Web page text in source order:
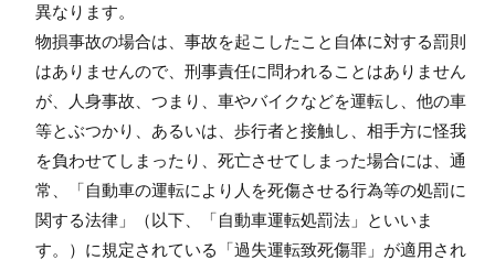
異なります。
物損事故の場合は、事故を起こしたこと自体に対する罰則
はありませんので、刑事責任に問われることはありません
が、人身事故、つまり、車やバイクなどを運転し、他の車
等とぶつかり、あるいは、歩行者と接触し、相手方に怪我
を負わせてしまったり、死亡させてしまった場合には、通
常、「自動車の運転により人を死傷させる行為等の処罰に
関する法律」（以下、「自動車運転処罰法」といいま
す。）に規定されている「過失運転致死傷罪」が適用され